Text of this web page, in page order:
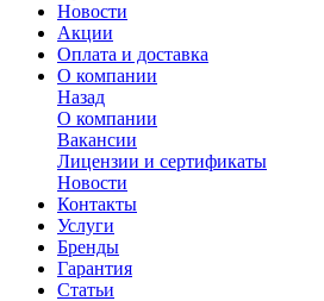
Новости
Акции
Оплата и доставка
О компании
Назад
О компании
Вакансии
Лицензии и сертификаты
Новости
Контакты
Услуги
Бренды
Гарантия
Статьи